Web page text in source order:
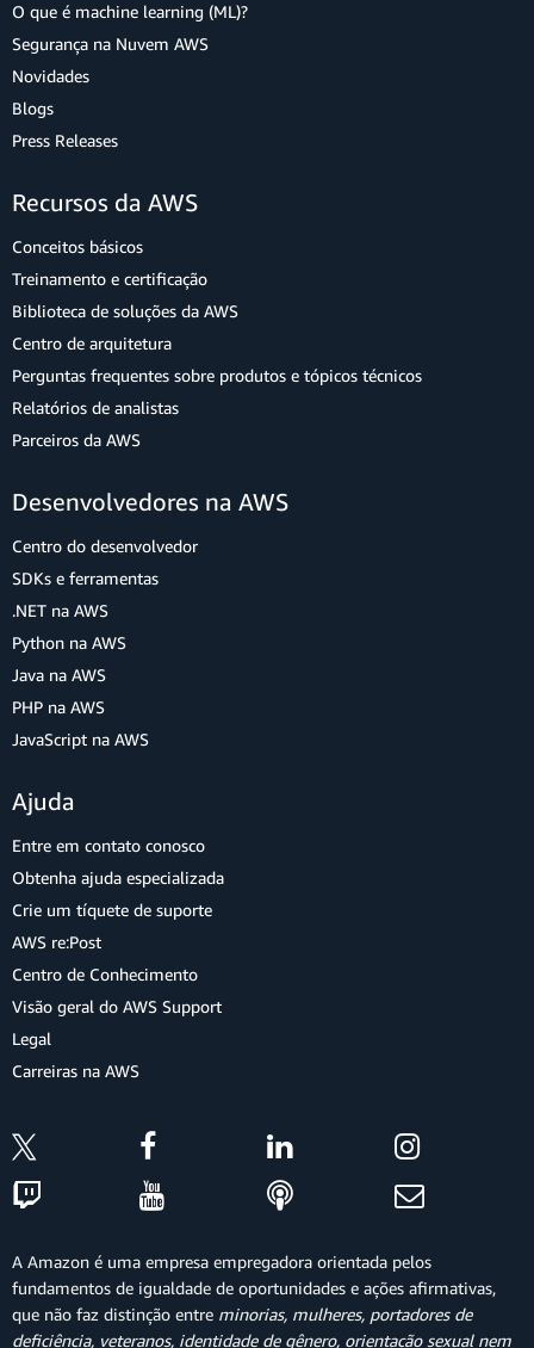
O que é machine learning (ML)?
Segurança na Nuvem AWS
Novidades
Blogs
Press Releases
Recursos da AWS
Conceitos básicos
Treinamento e certificação
Biblioteca de soluções da AWS
Centro de arquitetura
Perguntas frequentes sobre produtos e tópicos técnicos
Relatórios de analistas
Parceiros da AWS
Desenvolvedores na AWS
Centro do desenvolvedor
SDKs e ferramentas
.NET na AWS
Python na AWS
Java na AWS
PHP na AWS
JavaScript na AWS
Ajuda
Entre em contato conosco
Obtenha ajuda especializada
Crie um tíquete de suporte
AWS re:Post
Centro de Conhecimento
Visão geral do AWS Support
Legal
Carreiras na AWS
A Amazon é uma empresa empregadora orientada pelos
fundamentos de igualdade de oportunidades e ações afirmativas,
que não faz distinção entre minorias, mulheres, portadores de
deficiência, veteranos, identidade de gênero, orientação sexual nem